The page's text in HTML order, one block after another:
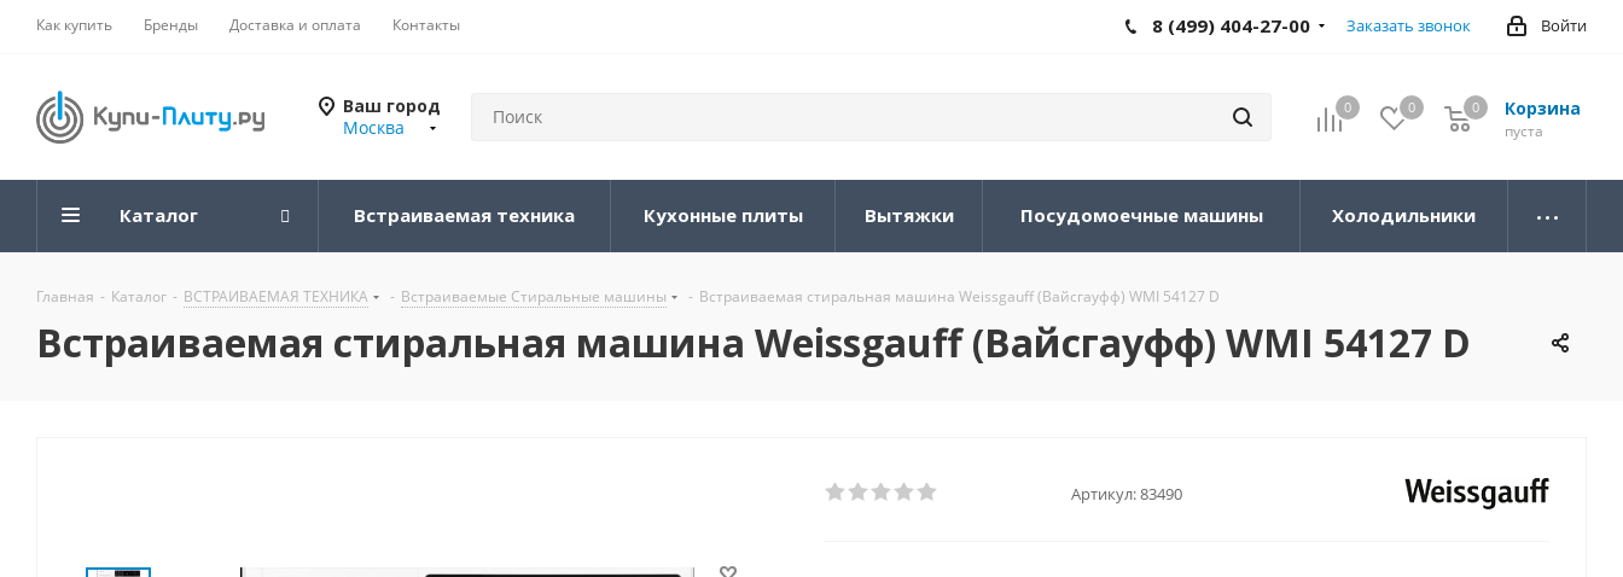
Как купить Бренды Доставка и оплата Контакты Войти
8 (499) 404-27-00 Заказать звонок
Ваш город
Москва
0 0 Корзина
0
пуста
0
Каталог Встраиваемая техника Кухонные плиты Вытяжки Посудомоечные машины Холодильники
Главная - Каталог - ВСТРАИВАЕМАЯ ТЕХНИКА - Встраиваемые Стиральные машины - Встраиваемая стиральная машина Weissgauff (Вайсгауфф) WMI 54127 D
Встраиваемая стиральная машина Weissgauff (Вайсгауфф) WMI 54127 D
Артикул:83490